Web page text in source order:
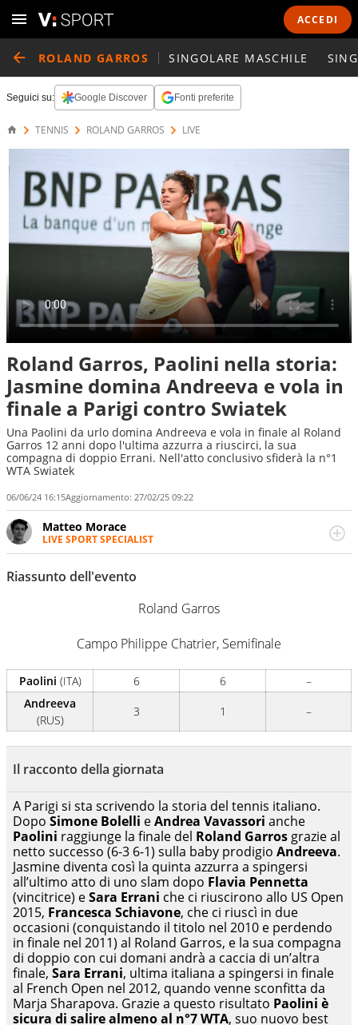
ACCEDI
ROLAND GARROS SINGOLARE MASCHILE
Seguici su: Google Discover Fonti preferite
TENNIS ROLAND GARROS LIVE
Roland Garros, Paolini nella storia:
Jasmine domina Andreeva e vola in
finale a Parigi contro Swiatek
Una Paolini da urlo domina Andreeva e vola in finale al Roland
Garros 12 anni dopo l'ultima azzurra a riuscirci, la sua
compagna di doppio Errani. Nell'atto conclusivo sfiderà la n°1
WTA Swiatek
06/06/24 16:15Aggiornamento: 27/02/25 09:22
Matteo Morace
LIVE SPORT SPECIALIST
La multimedialità quale approccio personale e
professionale. Ama raccontare lo sport focalizzando ogni
attenzione sul tempo reale: la verità della dirette non
Riassunto dell'evento
Roland Garros
Campo Philippe Chatrier, Semifinale
Paolini (ITA) 6 6
–
Andreeva
(RUS)
3 1 –
Il racconto della giornata
A Parigi si sta scrivendo la storia del tennis italiano.
Dopo Simone Bolelli eAndrea Vavassori anche
Paolini raggiunge la finale del Roland Garros grazie al
netto successo (6-3 6-1) sulla baby prodigio Andreeva.
Jasmine diventa così la quinta azzurra a spingersi
all’ultimo atto di uno slam dopo Flavia Pennetta
(vincitrice) eSara Errani che ci riuscirono allo US Open
2015, Francesca Schiavone, che ci riuscì in due
occasioni (conquistando il titolo nel 2010 e perdendo
in finale nel 2011) al Roland Garros, e la sua compagna
di doppio con cui domani andrà a caccia di un’altra
finale, Sara Errani, ultima italiana a spingersi in finale
al French Open nel 2012, quando venne sconfitta da
Marja Sharapova. Grazie a questo risultato Paolini è
sicura di salire almeno al n°7 WTA, suo nuovo best